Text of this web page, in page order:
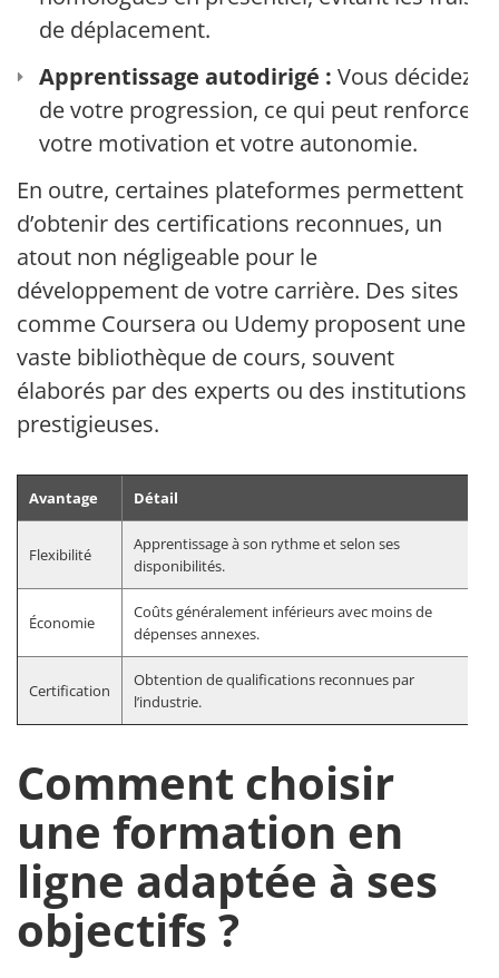
de déplacement.
Apprentissage autodirigé : Vous décidez
de votre progression, ce qui peut renforcer
votre motivation et votre autonomie.
En outre, certaines plateformes permettent
d’obtenir des certifications reconnues, un
atout non négligeable pour le
développement de votre carrière. Des sites
comme Coursera ou Udemy proposent une
vaste bibliothèque de cours, souvent
élaborés par des experts ou des institutions
prestigieuses.
Avantage Détail
Flexibilité
Apprentissage à son rythme et selon ses
disponibilités.
Économie
Coûts généralement inférieurs avec moins de
dépenses annexes.
Certification
Obtention de qualifications reconnues par
l’industrie.
Comment choisir
une formation en
ligne adaptée à ses
objectifs ?